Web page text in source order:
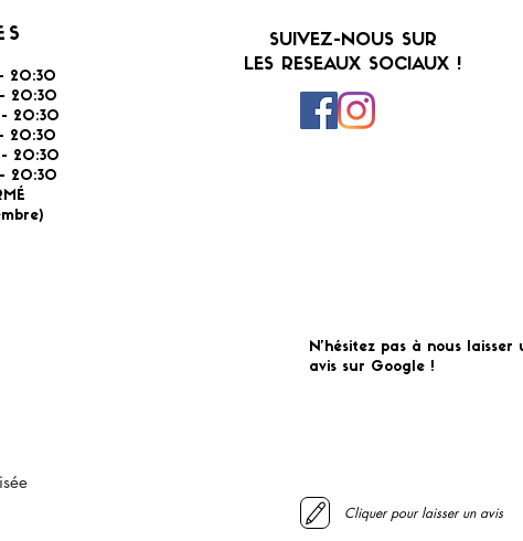
20:30
20:30
20:30
20:30
SUIVEZ-NOUS SUR
LES RESEAUX SOCIAUX !
N'hésitez pas à nous laisser
avis sur Google !
Cliquer pour laisser un avis